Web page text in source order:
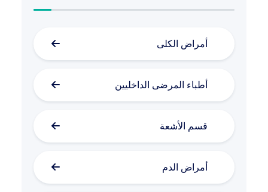
أمراض الكلى
أطباء المرضى الداخليين
قسم الأشعة
أمراض الدم